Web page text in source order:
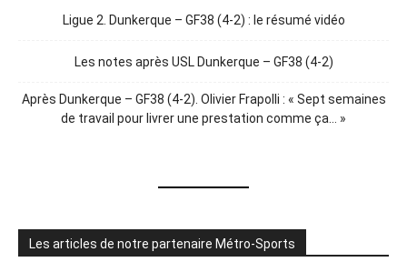
Ligue 2. Dunkerque – GF38 (4-2) : le résumé vidéo
Les notes après USL Dunkerque – GF38 (4-2)
Après Dunkerque – GF38 (4-2). Olivier Frapolli : « Sept semaines
de travail pour livrer une prestation comme ça… »
Les articles de notre partenaire Métro-Sports